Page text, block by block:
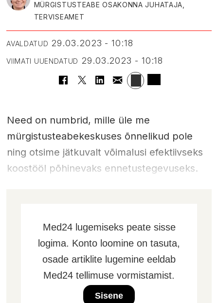
MÜRGISTUSTEABE OSAKONNA JUHATAJA,
TERVISEAMET
AVALDATUD 29.03.2023 - 10:18
VIIMATI UUENDATUD 29.03.2023 - 10:18
Need on numbrid, mille üle me
mürgistusteabekeskuses õnnelikud pole
ning otsime jätkuvalt võimalusi efektiivseks
koostööl põhinevaks ennetustegevuseks.
Med24 lugemiseks peate sisse
logima. Konto loomine on tasuta,
osade artiklite lugemine eeldab
Med24 tellimuse vormistamist.
Sisene